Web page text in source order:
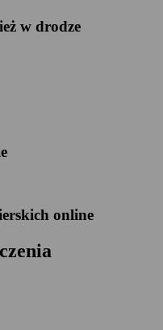
w drodze
online